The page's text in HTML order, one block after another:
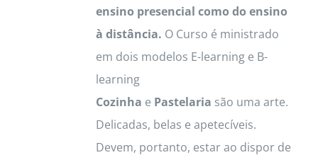
ensino presencial como do ensino
à distância. O Curso é ministrado
em dois modelos E-learning e B-
learning
Cozinha e Pastelaria são uma arte.
Delicadas, belas e apetecíveis.
Devem, portanto, estar ao dispor de